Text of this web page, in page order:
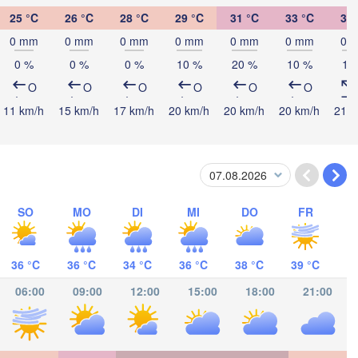
25 °C
0 mm
0 %
O
11 km/h
26 °C
0 mm
0 %
O
15 km/h
28 °C
0 mm
0 %
O
17 km/h
29 °C
0 mm
10 %
O
20 km/h
31 °C
0 mm
20 %
O
20 km/h
33 °C
0 mm
10 %
O
20 km/h
34
0
10
21
SO
36 °C
MO
36 °C
DI
34 °C
MI
36 °C
DO
38 °C
FR
39 °C
06:00 09:00 12:00 15:00 18:00 21:00
Port-au-
Kingston
Jérémie
Valledupar